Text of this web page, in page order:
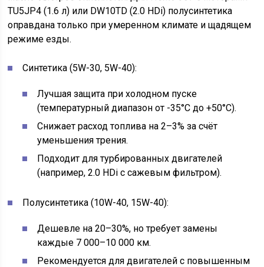
TU5JP4 (1.6 л) или DW10TD (2.0 HDi) полусинтетика
оправдана только при умеренном климате и щадящем
режиме езды.
Синтетика (5W-30, 5W-40):
Лучшая защита при холодном пуске
(температурный диапазон от -35°C до +50°C).
Снижает расход топлива на 2–3% за счёт
уменьшения трения.
Подходит для турбированных двигателей
(например, 2.0 HDi с сажевым фильтром).
Полусинтетика (10W-40, 15W-40):
Дешевле на 20–30%, но требует замены
каждые 7 000–10 000 км.
Рекомендуется для двигателей с повышенным